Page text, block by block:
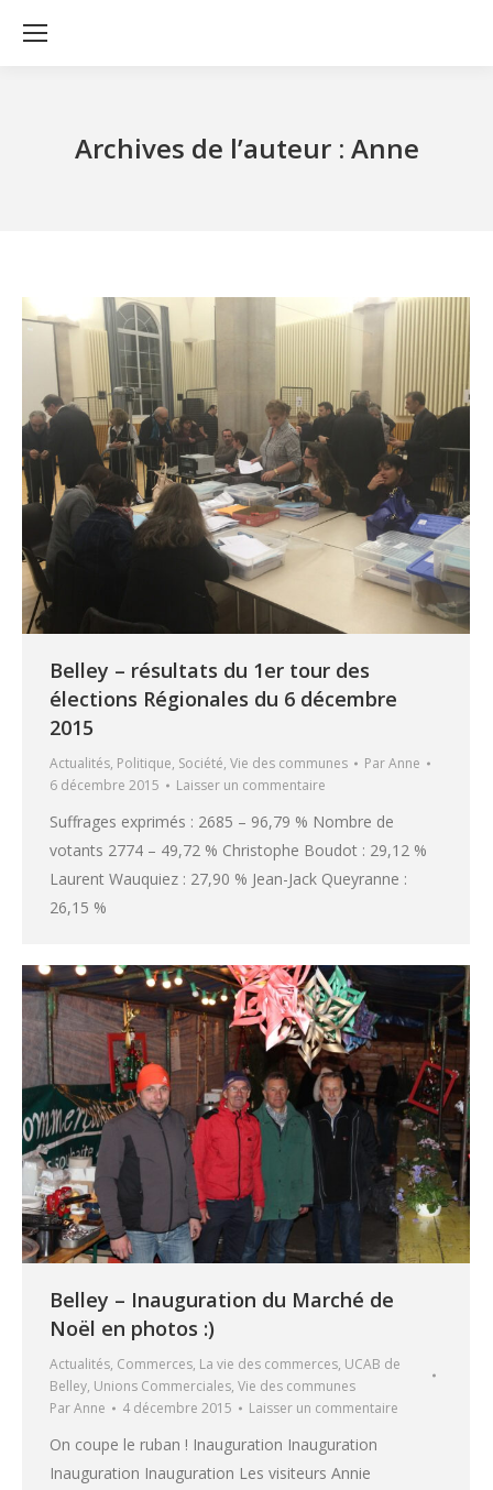
Archives de l’auteur : Anne
Belley – résultats du 1er tour des
élections Régionales du 6 décembre
2015
Actualités, Politique, Société, Vie des communes ParAnne
6 décembre 2015
Laisser un commentaire
Suffrages exprimés : 2685 – 96,79 % Nombre de
votants 2774 – 49,72 % Christophe Boudot : 29,12 %
Laurent Wauquiez : 27,90 % Jean-Jack Queyranne :
26,15 %
Belley – Inauguration du Marché de
Noël en photos :)
Actualités, Commerces, La vie des commerces, UCAB de
Belley, Unions Commerciales, Vie des communes
ParAnne 4 décembre 2015 Laisser un commentaire
On coupe le ruban ! Inauguration Inauguration
Inauguration Inauguration Les visiteurs Annie